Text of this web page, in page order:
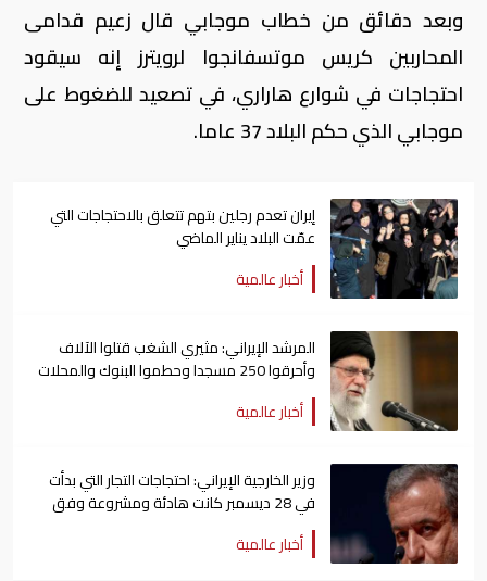
وبعد دقائق من خطاب موجابي قال زعيم قدامى
المحاربين كريس موتسفانجوا لرويترز إنه سيقود
احتجاجات في شوارع هاراري، في تصعيد للضغوط على
موجابي الذي حكم البلاد 37 عاما.
إيران تعدم رجلين بتهم تتعلق بالاحتجاجات التي
عمّت البلاد يناير الماضي
أخبار عالمية
المرشد الإيراني: مثيري الشغب قتلوا الآلاف
وأحرقوا 250 مسجدا وحطموا البنوك والمحلات
خلال الاحتجاجات
أخبار عالمية
وزير الخارجية الإيراني: احتجاجات التجار التي بدأت
في 28 ديسمبر كانت هادئة ومشروعة وفق
الدستور
أخبار عالمية